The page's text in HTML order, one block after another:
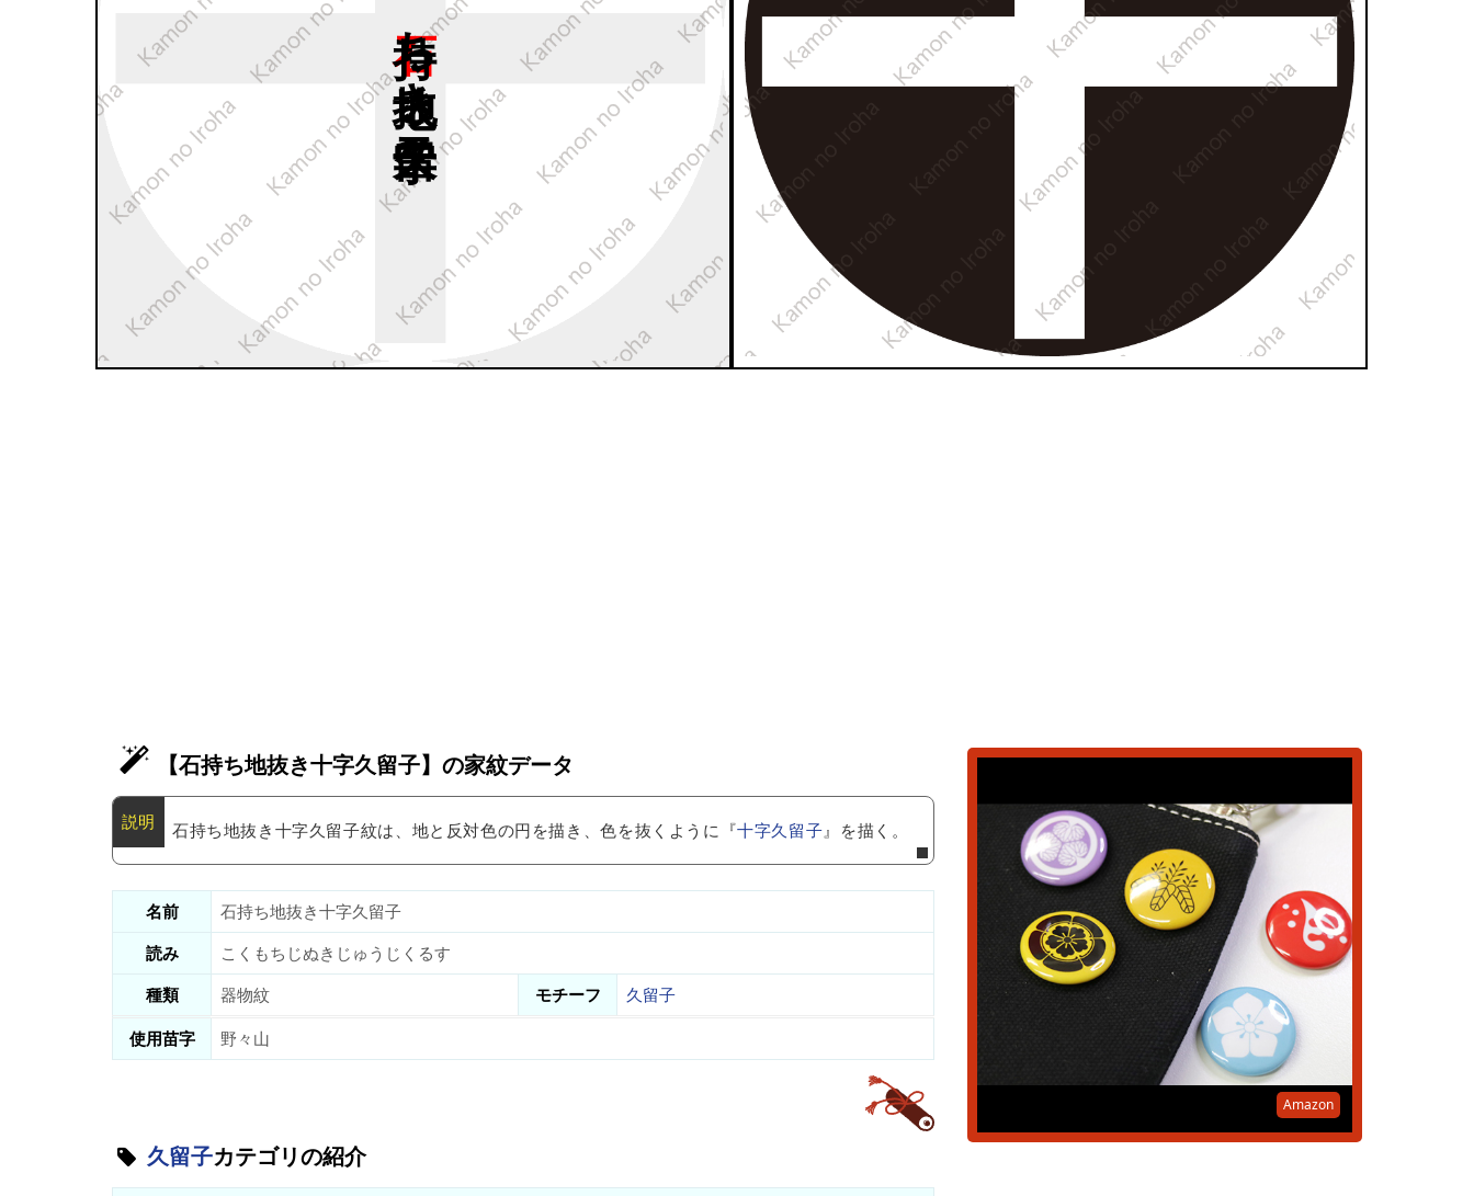
十字久留子
【石持ち地抜き十字久留子】の家紋データ
石持ち地抜き十字久留子紋は、地と反対色の円を描き、色を抜くように『十字久留子』を描く。
名前
石持ち地抜き十字久留子
読み
こくもちじぬきじゅうじくるす
種類
器物紋 モチーフ
久留子
使用苗字
野々山
久留子カテゴリの紹介
Amazon